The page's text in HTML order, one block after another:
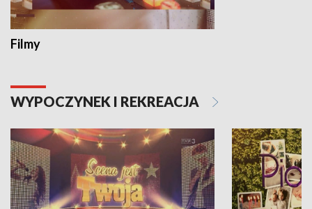
Filmy
WYPOCZYNEK I REKREACJA